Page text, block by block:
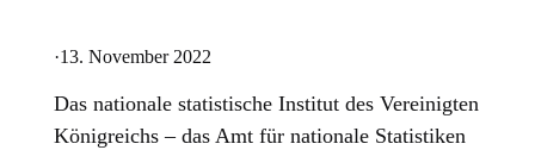
·13. November 2022
Das nationale statistische Institut des Vereinigten
Königreichs – das Amt für nationale Statistiken